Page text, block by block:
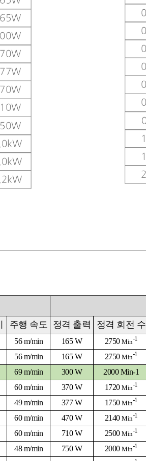
주행 속도 정격 출력 정격 회전 수
56 m/min 165 W 2750 Min-1
56 m/min 165 W 2750 Min-1
69 m/min 300 W 2000 Min-1
60 m/min 370 W 1720 Min-1
49 m/min 377 W 1750 Min-1
60 m/min 470 W 2140 Min-1
60 m/min 710 W 2500 Min-1
48 m/min 750 W 2000 Min-1